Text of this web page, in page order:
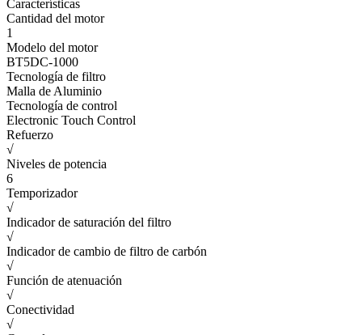
Características
Cantidad del motor
1
Modelo del motor
BT5DC-1000
Tecnología de filtro
Malla de Aluminio
Tecnología de control
Electronic Touch Control
Refuerzo
√
Niveles de potencia
6
Temporizador
√
Indicador de saturación del filtro
√
Indicador de cambio de filtro de carbón
√
Función de atenuación
√
Conectividad
√